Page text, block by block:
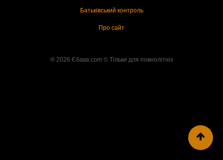
Батьківський контроль
Про сайт
® 2026 Єбака.com ©️ Тільки для повнолітніх